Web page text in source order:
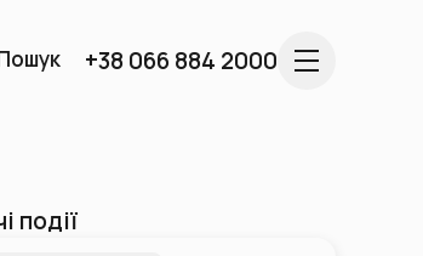
+38 066 884 2000
події